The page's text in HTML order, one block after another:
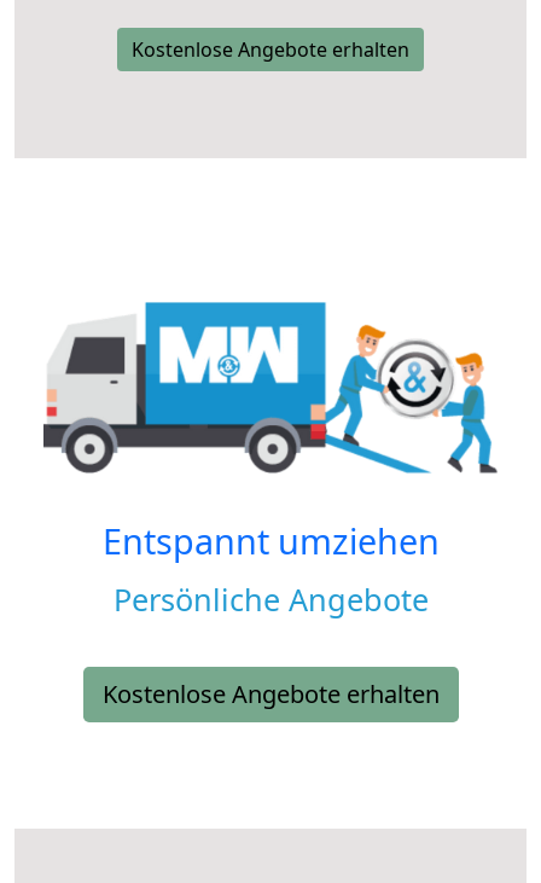
Kostenlose Angebote erhalten
Entspannt umziehen
Persönliche Angebote
Kostenlose Angebote erhalten